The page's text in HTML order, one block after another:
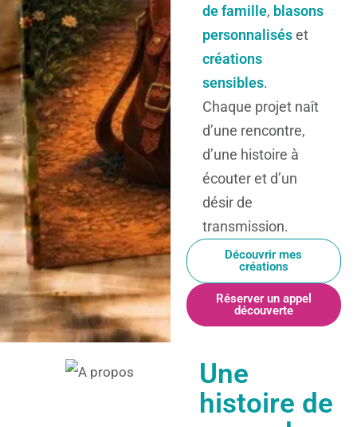
de famille, blasons
personnaliséset
créations
sensibles.
Chaque projet naît
d’une rencontre,
d’une histoire à
écouter et d’un
désir de
transmission.
Découvrir mes
créations
Réserver un appel
découverte
Une
histoire de